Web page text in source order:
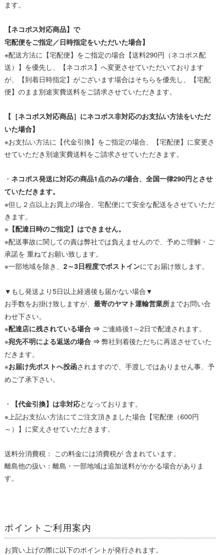
ます。
【ネコポス対応商品】で
宅配便をご指定／日時指定をいただいた場合】
※配送方法に【宅配便】をご指定の場合【送料290円（ネコポス配
送）】を優先し、【ネコポス】へ変更させていただいております
が、【到着日時指定】がございます場合はそちらを優先し、【宅配
便】のまま別途実費送料をご請求させていただきます。
【［ネコポス対応商品］にネコポス非対応のお支払い方法をいただ
いた場合】
※お支払い方法に【代金引換】をご指定の場合、【宅配便】に変更さ
せていただき別途実費送料をご請求させていただきます。
・ ネコポス発送に対応の商品1点のみの場合、全国一律290円とさせ
ていただきます。
※但し２点以上お買上の場合、宅配便にて安全な配送をさせていただ
きます。
※【配達日時のご指定】はできません。
※配送事故に関しての責は弊社では負えませんので、予めご理解・ご
承諾を 重ねてお願い致します。
※一部地域を除き、 2～3日程度でポストインにてお届け致します。
▼もし発送より5日以上経過後も届かない場合▼
お手数をお掛け致しますが、 最寄のヤマト運輸営業所までお問い合
わせ下さい。
※配達店に残されている場合 ⇒ご連絡後1～2日で配達されます。
※宛先不明による返送の場合 ⇒弊社到着後ただちに再送させていた
だきます。
※お届け先ポストへ投函されますので、手渡しではありません事、予
めご了承下さい。
・ 【代金引換】は非対応となっております。
※上記お支払い方法にてご注文頂きました場合【宅配便（600円
～）】に変えさせていただきます。
送料分消費税： この料金には消費税が 含まれています。
離島他の扱い：離島・一部地域は追加送料がかかる場合がありま
す。
ポイントご利用案内
お買い上げの際に以下のポイントが発行されます。